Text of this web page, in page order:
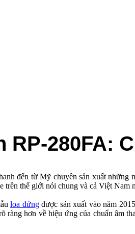
RP-280FA:
đến từ Mỹ chuyên sản xuất những
trên thế giới nói chung và cả Việt
loa đứngđược sản xuất vào năm
ràng hơn về hiệu ứng của chuẩn âm